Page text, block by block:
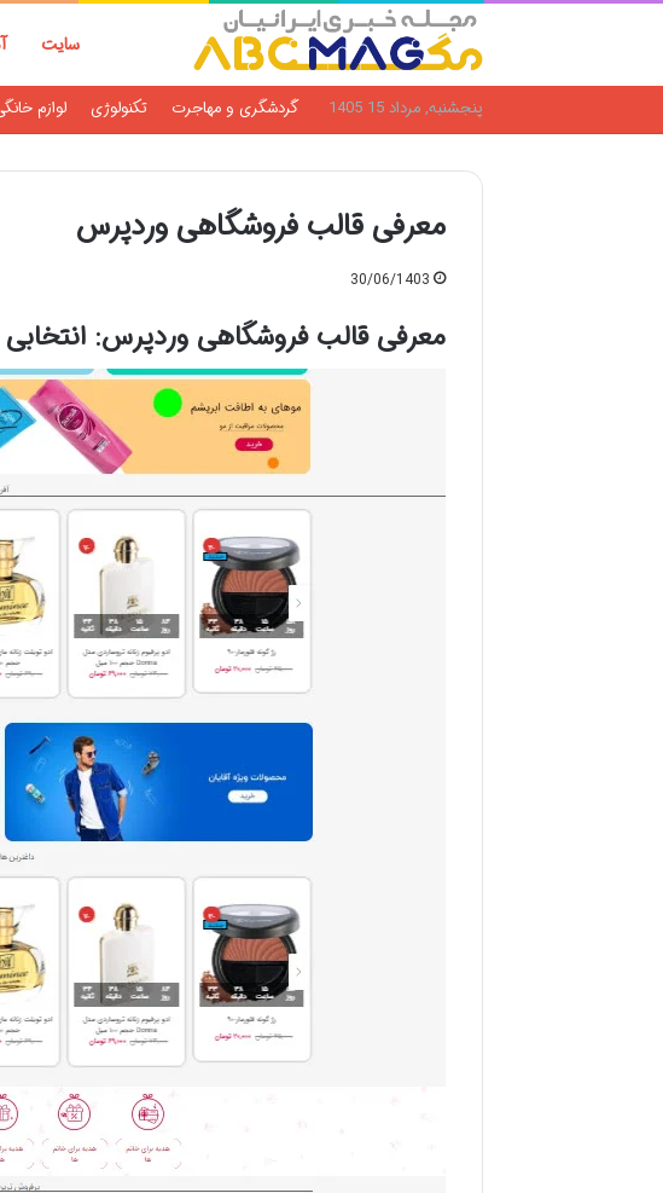
سایت
پنجشنبه, مرداد 15 1405 گردشگری و مهاجرت تکنولوژی لوازم
معرفی قالب فروشگاهی وردپرس
30/06/1403
معرفی قالب فروشگاهی وردپرس: